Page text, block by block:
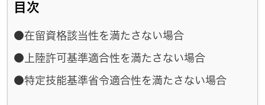
目次
●在留資格該当性を満たさない場合
●上陸許可基準適合性を満たさない場合
●特定技能基準省令適合性を満たさない場合